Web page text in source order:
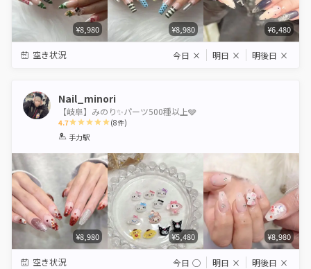
¥8,980 ¥8,980 ¥6,480
空き状況 今日 × 明日 × 明後日 ×
Nail_minori
【岐阜】みのり✨パーツ500種以上🩶
4.7
1 2 3
(8件)
手力駅
¥8,980 ¥5,480 ¥8,980
空き状況 今日 ◯ 明日 × 明後日 ×